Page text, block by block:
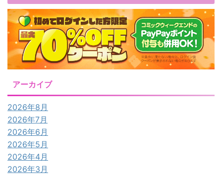
アーカイブ
2026年8月
2026年7月
2026年6月
2026年5月
2026年4月
2026年3月